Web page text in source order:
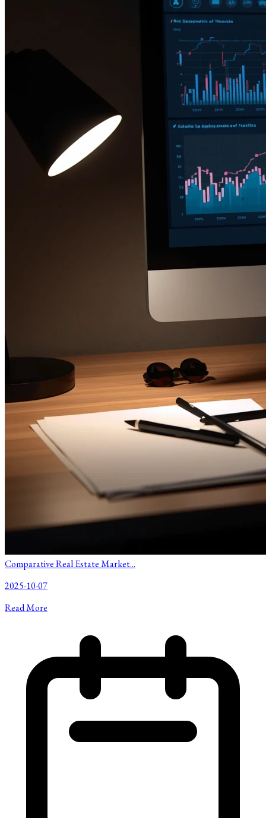
Comparative Real Estate Market...
2025-10-07
Read More